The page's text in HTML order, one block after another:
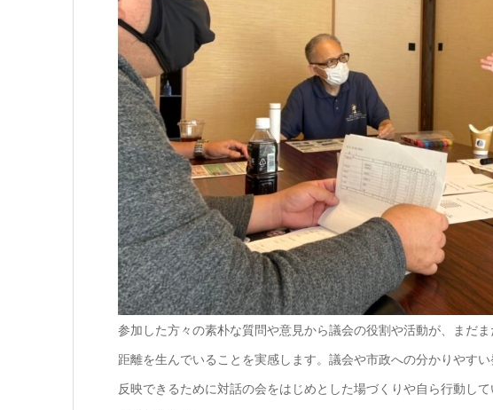
参加した方々の素朴な質問や意見から議会の役割や活動が、まだ
距離を生んでいることを実感します。議会や市政への分かりやす
反映できるために対話の会をはじめとした場づくりや自ら行動し